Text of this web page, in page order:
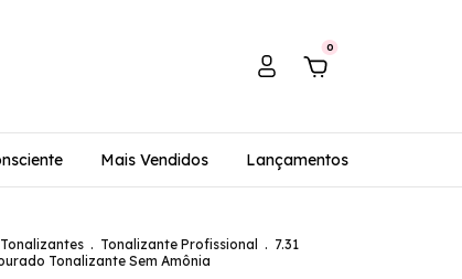
0
Mais Vendidos Lançamentos
Tonalizantes . Tonalizante Profissional . 7.31
Tonalizante Sem Amônia